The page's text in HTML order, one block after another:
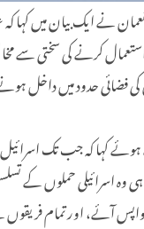
صباح نعمان نے ایک
کرنے کی سختی
کی فضائی حدود میں
فونک گفتگو کرتے ہوئے
وہ اسرائیلی حملوں کے
آئے، اور تمام فریقوں